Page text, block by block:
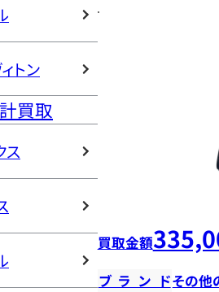
トン
買取
ス
買取金額
ブランドその他